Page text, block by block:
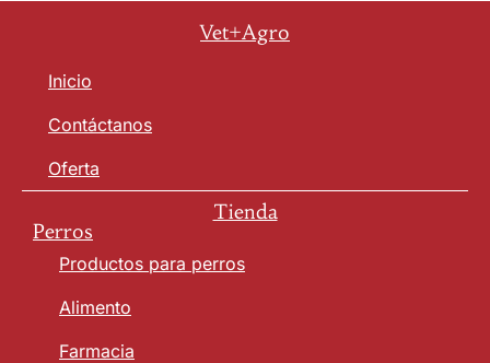
Vet+Agro
Inicio
Contáctanos
Oferta
Tienda
Perros
Productos para perros
Alimento
Farmacia